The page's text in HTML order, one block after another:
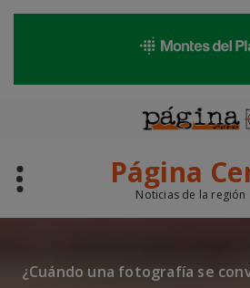
Página
Noticias de la región
¿Cuándo una fotografía se